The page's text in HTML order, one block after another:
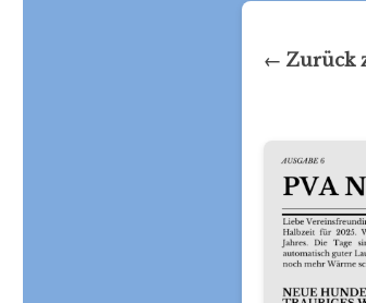
← Zurück